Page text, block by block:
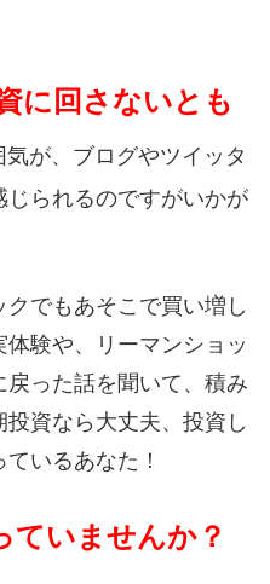
に回さないとも
気が、ブログやツイッタ
られるのですがいかが
でもあそこで買い増し
験や、リーマンショッ
った話を聞いて、積み
資なら大丈夫、投資し
いるあなた！
ていませんか？